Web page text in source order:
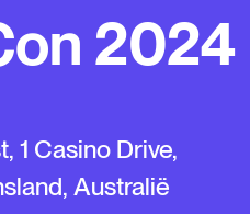
2024
1 Casino Drive,
Australië